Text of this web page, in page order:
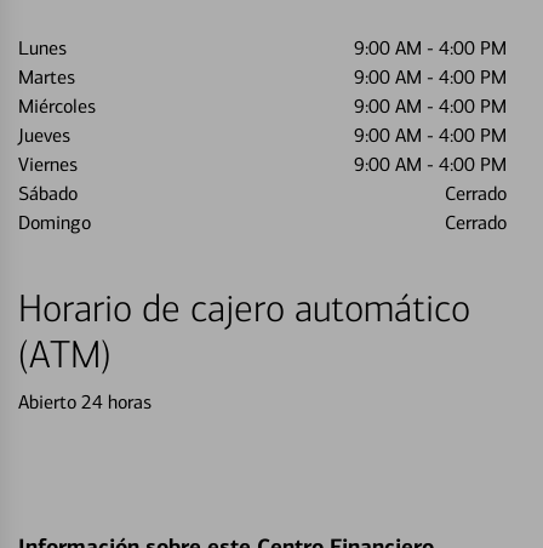
Lunes 9:00 AM - 4:00 PM
Martes
9:00 AM - 4:00 PM
Miércoles
9:00 AM - 4:00 PM
Jueves
9:00 AM - 4:00 PM
Viernes
9:00 AM - 4:00 PM
Sábado
Cerrado
Domingo
Cerrado
Horario de cajero automático
(ATM)
Abierto 24 horas